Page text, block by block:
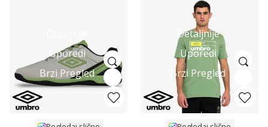
Uporedi
Brzi Pregled
Detaljnije
Uporedi
Brzi Pregled